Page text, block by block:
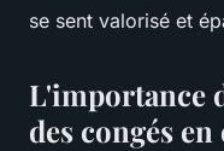
se sent valorisé et
L'importance
des congés